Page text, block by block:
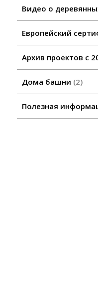
Видео о
Европейский
Архив проектов с
Дома башни 2
Полезная